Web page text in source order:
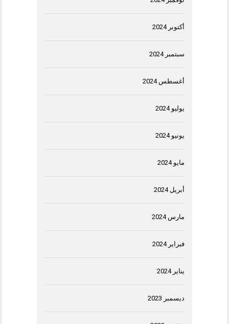
أكتوبر 2024
سبتمبر 2024
أغسطس 2024
يوليو 2024
يونيو 2024
مايو 2024
أبريل 2024
مارس 2024
فبراير 2024
يناير 2024
ديسمبر 2023